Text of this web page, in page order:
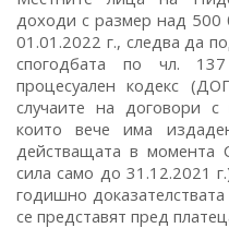
доходи с размер над 500
01.01.2022 г., следва да
спогодбата по чл. 137
процесуален кодекс
случаите на договори
които вече има
действащата в
сила само до 31.12.2021
годишно
се представят пред